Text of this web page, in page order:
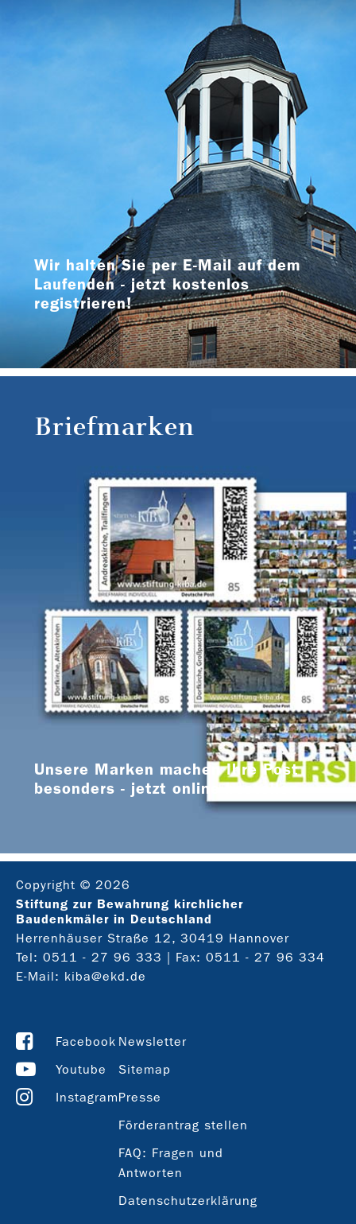
Wir halten Sie per E-Mail auf dem
Laufenden - jetzt kostenlos
registrieren!
Briefmarken
Unsere Marken machen Ihre Post
besonders - jetzt online bestellen
Copyright © 2026
Stiftung zur Bewahrung kirchlicher
Baudenkmäler in Deutschland
Herrenhäuser Straße 12, 30419 Hannover
Tel: 0511 - 27 96 333
| Fax: 0511 - 27 96 334
E-Mail: kiba@ekd.de
Facebook
Youtube
Instagram
Newsletter
Sitemap
Presse
Förderantrag stellen
FAQ: Fragen und
Antworten
Datenschutzerklärung